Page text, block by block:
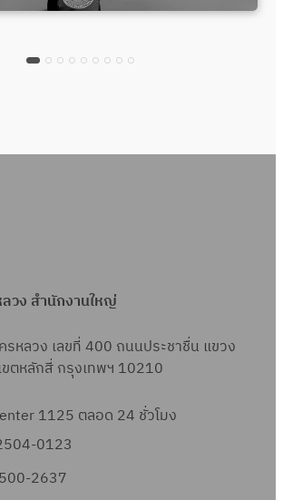
วง สำนักงานใหญ่
รหลวง เลขที่ 400 ถนนประชาชื่น แขวง
ตหลักสี่ กรุงเทพฯ 10210
1125 ตลอด 24 ชั่วโมง
0123
2637